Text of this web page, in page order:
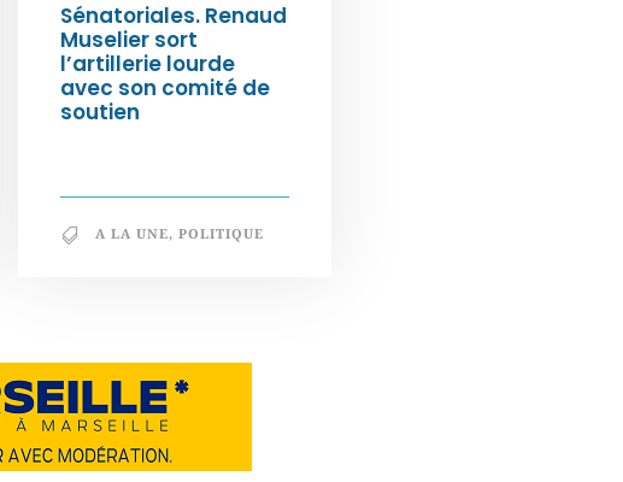
Sénatoriales. Renaud
Muselier sort
l’artillerie lourde
avec son comité de
soutien
A LA UNE, POLITIQUE